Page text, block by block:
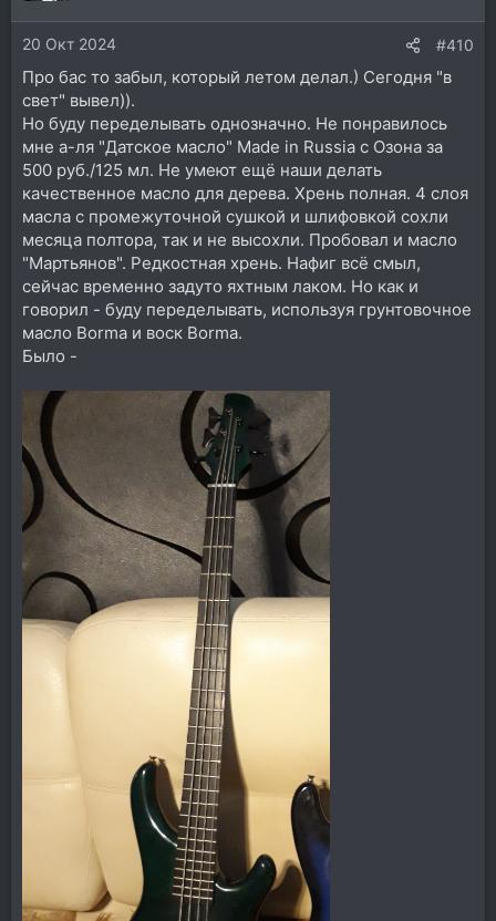
20 Окт 2024 #410
Про бас то забыл, который летом делал.) Сегодня "в
свет" вывел)).
Но буду переделывать однозначно. Не понравилось
мне а-ля "Датское масло" Made in Russia с Озона за
500 руб./125 мл. Не умеют ещё наши делать
качественное масло для дерева. Хрень полная. 4 слоя
масла с промежуточной сушкой и шлифовкой сохли
месяца полтора, так и не высохли. Пробовал и масло
"Мартьянов". Редкостная хрень. Нафиг всё смыл,
сейчас временно задуто яхтным лаком. Но как и
говорил - буду переделывать, используя грунтовочное
масло Borma и воск Borma.
Было -